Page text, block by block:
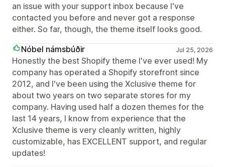
an issue with your support inbox because I've
contacted you before and never got a response
either. So far, though, the theme itself looks good.
Nóbel námsbúðir
Jul 25, 2026
Honestly the best Shopify theme I've ever used! My
company has operated a Shopify storefront since
2012, and I've been using the Xclusive theme for
about two years on two separate stores for my
company. Having used half a dozen themes for the
last 14 years, I know from experience that the
Xclusive theme is very cleanly written, highly
customizable, has EXCELLENT support, and regular
updates!